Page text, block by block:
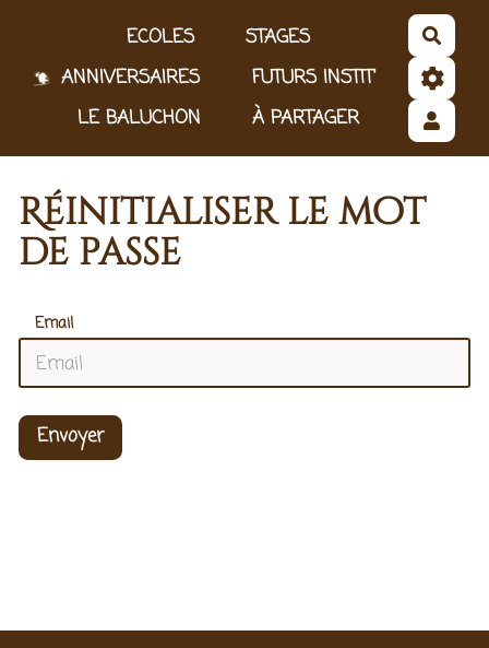
Aller au contenu principal
ECOLES
STAGES
ANNIVERSAIRES
FUTURS INSTIT'
LE BALUCHON
À PARTAGER
Réinitialiser le mot
de passe
Email
Envoyer